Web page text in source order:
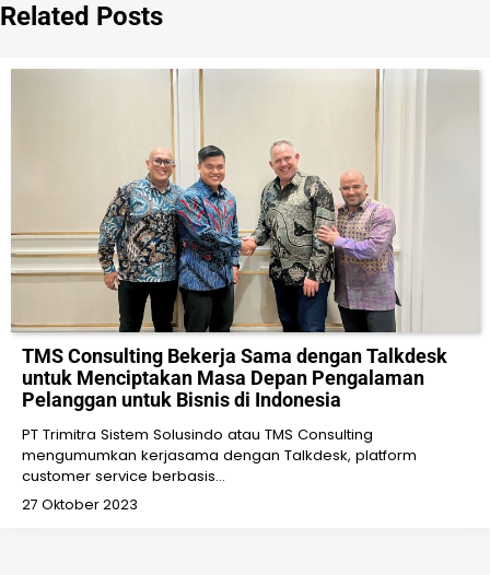
Related Posts
TMS Consulting Bekerja Sama dengan Talkdesk
untuk Menciptakan Masa Depan Pengalaman
Pelanggan untuk Bisnis di Indonesia
PT Trimitra Sistem Solusindo atau TMS Consulting
mengumumkan kerjasama dengan Talkdesk, platform
customer service berbasis…
27 Oktober 2023